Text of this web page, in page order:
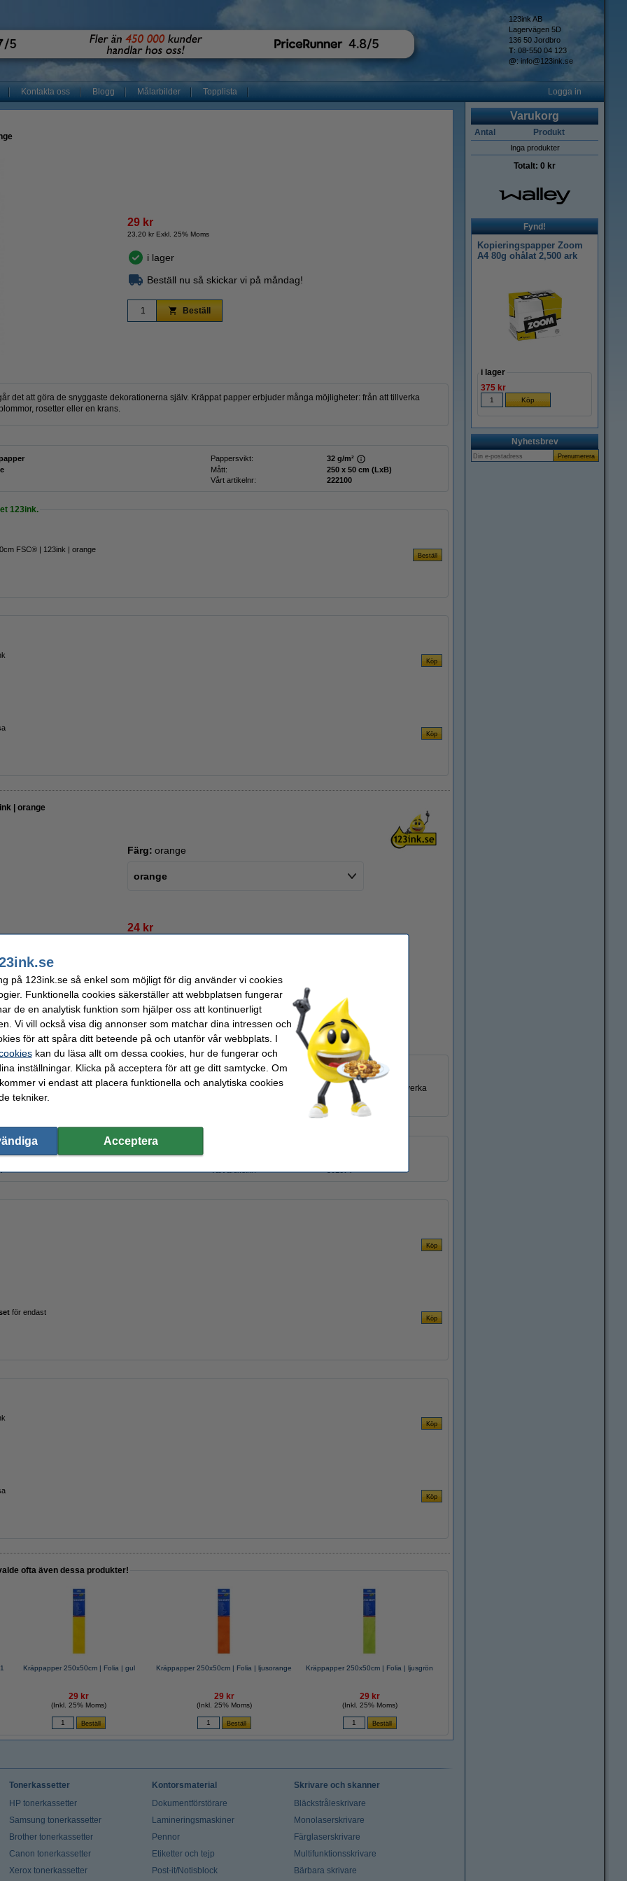
123ink AB
Lagervägen 5D
136 50 Jordbro
T: 08-550 04 123
@: info@123ink.se
Kontakta oss Blogg Målarbilder Topplista Logga in
29 kr
23,20 kr Exkl. 25% Moms
i lager
Beställ nu så skickar vi på måndag!
Beställ
det att göra de snyggaste dekorationerna själv. Kräppat papper erbjuder många möjligheter: från att tillverka
rosetter eller en krans.
Pappersvikt:
32 g/m²
Mått:
250 x 50 cm (LxB)
Vårt artikelnr: 222100
123ink.
FSC® | 123ink | orange
| orange
Färg: orange
orange
24 kr
Beställ nu så skickar vi på måndag!
123ink.
det att göra de snyggaste dekorationerna själv. Kräppat papper erbjuder många möjligheter: från att tillverka
rosetter eller en krans.
Vårt artikelnr: 301674
för endast
ofta även dessa produkter!
Kräppapper 250x50cm | Folia | gul
29 kr
(Inkl. 25% Moms)
Kräppapper 250x50cm | Folia | ljusorange
29 kr
(Inkl. 25% Moms)
Kräppapper 250x50cm | Folia | ljusgrön
29 kr
(Inkl. 25% Moms)
Varukorg
Antal Produkt
Inga produkter
Totalt: 0 kr
Fynd!
Kopieringspapper Zoom
A4 80g ohålat 2,500 ark
i lager
375 kr
Nyhetsbrev
Tonerkassetter
HP tonerkassetter
Samsung tonerkassetter
Brother tonerkassetter
Canon tonerkassetter
Xerox tonerkassetter
Kontorsmaterial
Dokumentförstörare
Lamineringsmaskiner
Pennor
Etiketter och tejp
Post-it/Notisblock
Skrivare och skanner
Bläckstråleskrivare
Monolaserskrivare
Färglaserskrivare
Multifunktionsskrivare
Bärbara skrivare
på 123ink.se så enkel som möjligt för dig använder vi cookies
Funktionella cookies säkerställer att webbplatsen fungerar
de en analytisk funktion som hjälper oss att kontinuerligt
Vi vill också visa dig annonser som matchar dina intressen och
för att spåra ditt beteende på och utanför vår webbplats. I
kan du läsa allt om dessa cookies, hur de fungerar och
inställningar. Klicka på acceptera för att ge ditt samtycke. Om
vi endast att placera funktionella och analytiska cookies
tekniker.
Acceptera